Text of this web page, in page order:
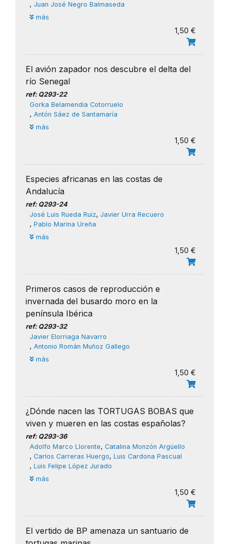
, Juan José Negro Balmaseda
más
1,50 €
El avión zapador nos descubre el delta del
río Senegal
ref: Q293-22
Gorka Belamendia Cotorruelo
, Antón Sáez de Santamaría
más
1,50 €
Especies africanas en las costas de
Andalucía
ref: Q293-24
José Luis Rueda Ruiz, Javier Urra Recuero
, Pablo Marina Ureña
más
1,50 €
Primeros casos de reproducción e
invernada del busardo moro en la
península Ibérica
ref: Q293-32
Javier Elorriaga Navarro
, Antonio Román Muñoz Gallego
más
1,50 €
¿Dónde nacen las TORTUGAS BOBAS que
viven y mueren en las costas españolas?
ref: Q293-36
Adolfo Marco Llorente, Catalina Monzón Argüello
, Carlos Carreras Huergo, Luis Cardona Pascual
, Luis Felipe López Jurado
más
1,50 €
El vertido de BP amenaza un santuario de